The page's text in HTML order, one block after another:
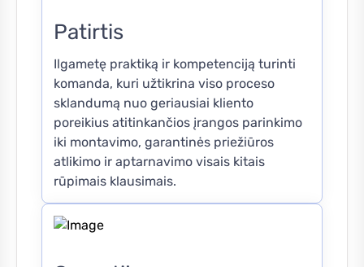
Patirtis
Ilgametę praktiką ir kompetenciją turinti
komanda, kuri užtikrina viso proceso
sklandumą nuo geriausiai kliento
poreikius atitinkančios įrangos parinkimo
iki montavimo, garantinės priežiūros
atlikimo ir aptarnavimo visais kitais
rūpimais klausimais.